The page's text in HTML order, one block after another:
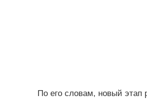
По его словам, новый этап